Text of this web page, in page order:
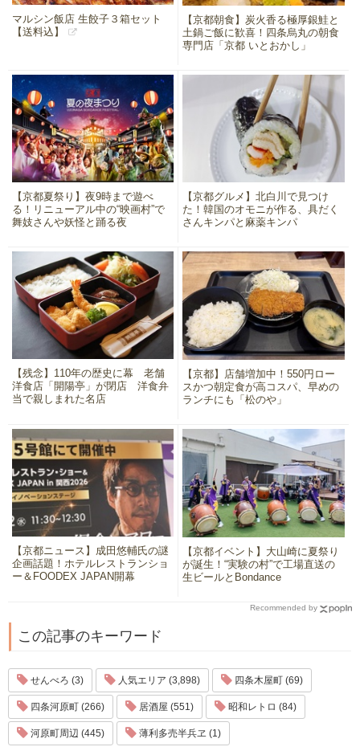
マルシン飯店 生餃子３箱セット
【送料込】
【京都朝食】炭火香る極厚銀鮭と
土鍋ご飯に歓喜！四条烏丸の朝食
専門店「京都 いとおかし」
【京都夏祭り】夜9時まで遊べ
る！リニューアル中の“映画村”で
舞妓さんや妖怪と踊る夜
【京都グルメ】北白川で見つけ
た！韓国のオモニが作る、具だく
さんキンパと麻薬キンパ
【残念】110年の歴史に幕 老舗
洋食店「開陽亭」が閉店 洋食弁
当で親しまれた名店
【京都】店舗増加中！550円ロー
スかつ朝定食が高コスパ、早めの
ランチにも「松のや」
【京都ニュース】成田悠輔氏の謎
企画話題！ホテルレストランショ
ー＆FOODEX JAPAN開幕
【京都イベント】大山崎に夏祭り
が誕生！“実験の村”で工場直送の
生ビールとBondance
Recommended by
この記事のキーワード
せんべろ (3) 人気エリア (3,898) 四条木屋町 (69)
四条河原町 (266) 居酒屋 (551) 昭和レトロ (84)
河原町周辺 (445) 薄利多売半兵ヱ (1)